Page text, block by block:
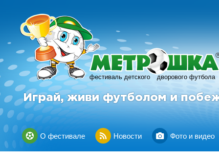
фестиваль детского дворового футбола
R
Играй, живи футболом и
О фестивале Новости Фото и видео